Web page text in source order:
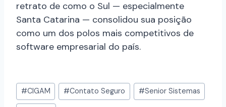
retrato de como o Sul — especialmente
Santa Catarina — consolidou sua posição
como um dos polos mais competitivos de
software empresarial do país.
#CIGAM #Contato Seguro #Senior Sistemas